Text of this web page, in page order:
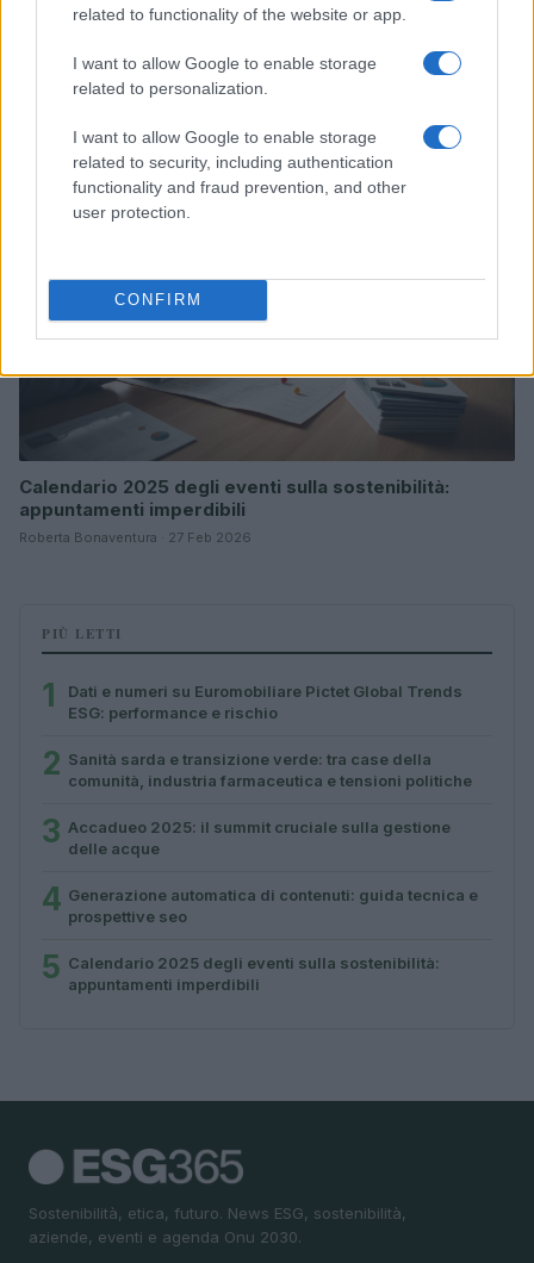
related to functionality of the website or app.
I want to allow Google to enable storage
related to personalization.
I want to allow Google to enable storage
related to security, including authentication
functionality and fraud prevention, and other
user protection.
CONFIRM
Dati e numeri su Euromobiliare Pictet Global Trends
Andrea Innocenti · 26 Mar 2026
Calendario 2025 degli eventi sulla sostenibilità:
appuntamenti imperdibili
Roberta Bonaventura · 27 Feb 2026
PIÙ LETTI
1
Dati e numeri su Euromobiliare Pictet Global Trends
ESG: performance e rischio
2 Sanità sarda e transizione verde: tra case della
comunità, industria farmaceutica e tensioni politiche
3 Accadueo 2025: il summit cruciale sulla gestione
delle acque
4 Generazione automatica di contenuti: guida tecnica e
prospettive seo
5 Calendario 2025 degli eventi sulla sostenibilità:
appuntamenti imperdibili
Sostenibilità, etica, futuro. News ESG, sostenibilità,
aziende, eventi e agenda Onu 2030.